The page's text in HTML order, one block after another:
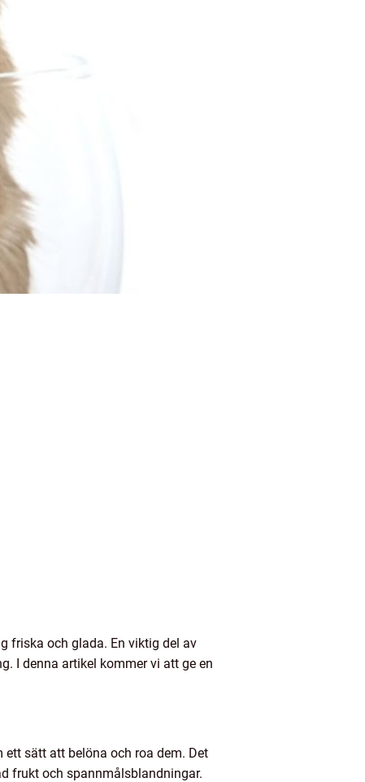
friska och glada. En viktig del av
I denna artikel kommer vi att ge en
sätt att belöna och roa dem. Det
frukt och spannmålsblandningar.